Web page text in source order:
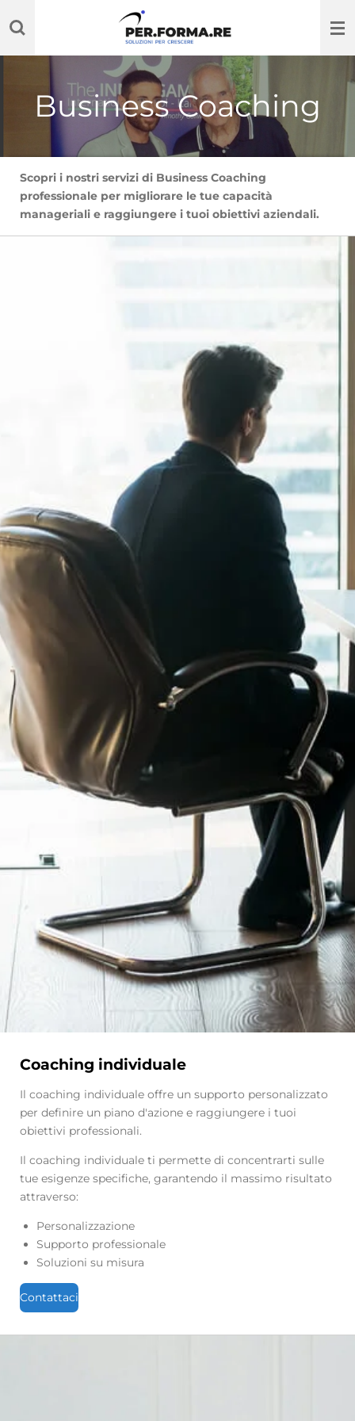
al
Business Coaching
Scopri i nostri servizi di Business Coaching
professionale per migliorare le tue capacità
manageriali e raggiungere i tuoi obiettivi aziendali.
Coaching individuale
Il coaching individuale offre un supporto personalizzato
per definire un piano d'azione e raggiungere i tuoi
obiettivi professionali.
Il coaching individuale ti permette di concentrarti sulle
tue esigenze specifiche, garantendo il massimo risultato
attraverso:
Personalizzazione
Supporto professionale
Soluzioni su misura
Contattaci